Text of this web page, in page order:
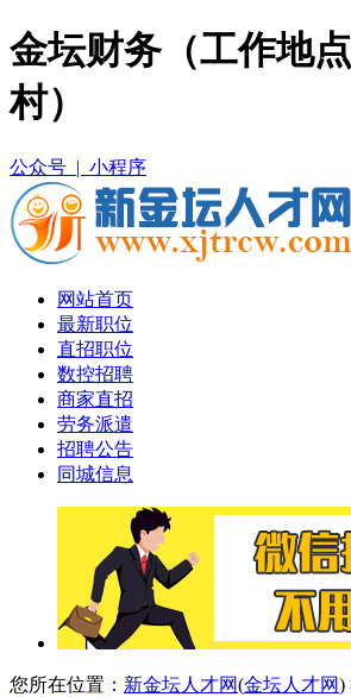
金坛财务（工作地
村）
公众号 | 小程序
网站首页
最新职位
直招职位
数控招聘
商家直招
劳务派遣
招聘公告
同城信息
您所在位置： 新金坛人才网(金坛人才网)